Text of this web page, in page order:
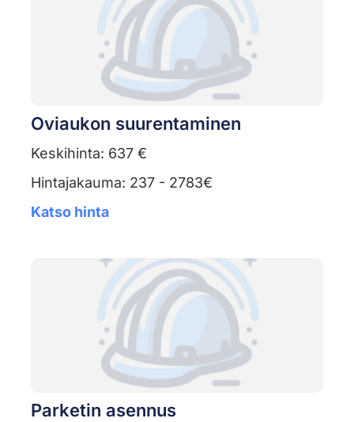
Oviaukon suurentaminen
Keskihinta: 637 €
Hintajakauma: 237 - 2783€
Katso hinta
Parketin asennus